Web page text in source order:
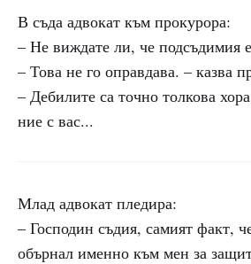
В съда адвокат към прокурора:
– Не виждате ли, че подсъдимия
– Това не го оправдава. – казва
– Дебилите са точно толкова
ние с вас...
Млад адвокат пледира:
– Господин съдия, самият факт,
обърнал именно към мен за